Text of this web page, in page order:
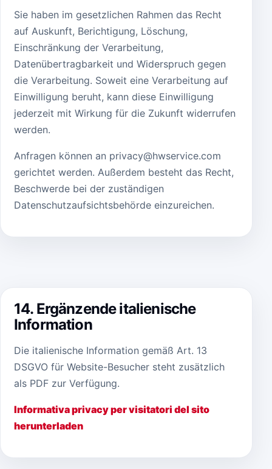
Sie haben im gesetzlichen Rahmen das Recht
auf Auskunft, Berichtigung, Löschung,
Einschränkung der Verarbeitung,
Datenübertragbarkeit und Widerspruch gegen
die Verarbeitung. Soweit eine Verarbeitung auf
Einwilligung beruht, kann diese Einwilligung
jederzeit mit Wirkung für die Zukunft widerrufen
werden.
Anfragen können an privacy@hwservice.com
gerichtet werden. Außerdem besteht das Recht,
Beschwerde bei der zuständigen
Datenschutzaufsichtsbehörde einzureichen.
14. Ergänzende italienische
Information
Die italienische Information gemäß Art. 13
DSGVO für Website-Besucher steht zusätzlich
als PDF zur Verfügung.
Informativa privacy per visitatori del sito
herunterladen